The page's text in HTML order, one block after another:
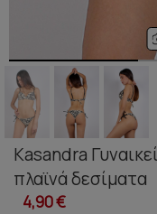
Kasandra
πλαϊνά δεσίματα
4,90 €